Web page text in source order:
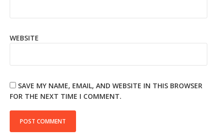
WEBSITE
SAVE MY NAME, EMAIL, AND WEBSITE IN THIS BROWSER
FOR THE NEXT TIME I COMMENT.